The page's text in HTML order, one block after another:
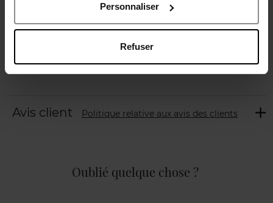
Personnaliser
Refuser
Caractéristiques
Avis client Politique relative aux avis des clients
Oublié quelque chose ?